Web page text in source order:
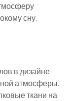
сну.
в дизайне
атмосферы.
ткани на